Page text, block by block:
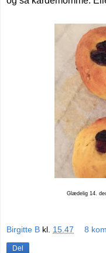
Glædelig 14.
Birgitte B kl. 15.47 8
Del